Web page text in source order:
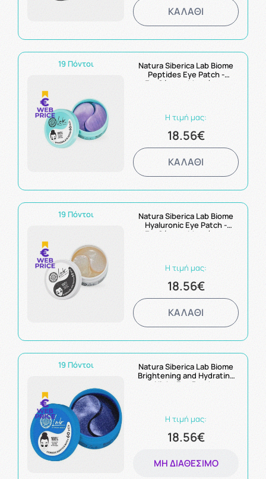
ΚΑΛΑΘΙ
19 Πόντοι
Natura Siberica Lab Biome
Peptides Eye Patch -
Επιθέματα Ματιών με
Η τιμή μας:
18.56€
ΚΑΛΑΘΙ
19 Πόντοι
Natura Siberica Lab Biome
Hyaluronic Eye Patch -
Επιθέματα Ματιών με
Η τιμή μας:
18.56€
ΚΑΛΑΘΙ
19 Πόντοι
Natura Siberica Lab Biome
Brightening and Hydrating
Night Eye Patch -
Η τιμή μας:
18.56€
ΜΗ ΔΙΑΘΈΣΙΜΟ